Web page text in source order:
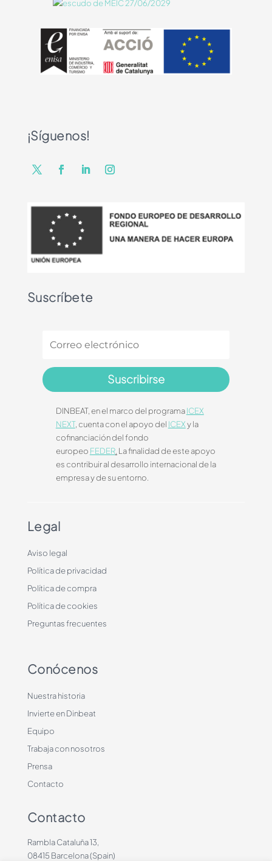
¡Síguenos!
Suscríbete
Suscribirse
DINBEAT, en el marco del programaICEX
NEXT, cuenta con el apoyo del ICEXy la
cofinanciación del fondo
europeo FEDER. La finalidad de este apoyo
es contribuir al desarrollo internacional de la
empresa y de su entorno.
Legal
Aviso legal
Política de privacidad
Política de compra
Política de cookies
Preguntas frecuentes
Conócenos
Nuestra historia
Invierte en Dinbeat
Equipo
Trabaja con nosotros
Prensa
Contacto
Contacto
Rambla Cataluña 13,
08415 Barcelona (Spain)